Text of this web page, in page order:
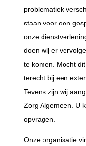
problematiek
staan voor een
onze
doen wij er
te komen. Mocht
terecht bij een
Tevens zijn wij
Zorg Algemeen. U
opvragen.
Onze organisatie